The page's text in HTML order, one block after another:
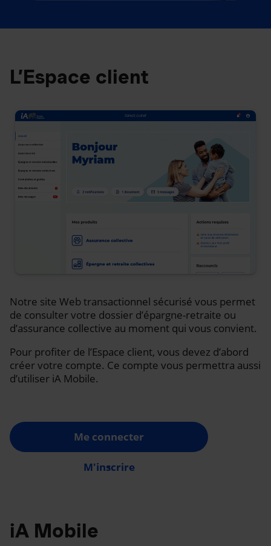
L’Espace client
Notre site Web transactionnel sécurisé vous permet
de consulter votre dossier d’épargne-retraite ou
d’assurance collective au moment qui vous convient.
Pour profiter de l’Espace client, vous devez d’abord
créer votre compte. Ce compte vous permettra aussi
d’utiliser iA Mobile.
Me connecter
M'inscrire
iA Mobile